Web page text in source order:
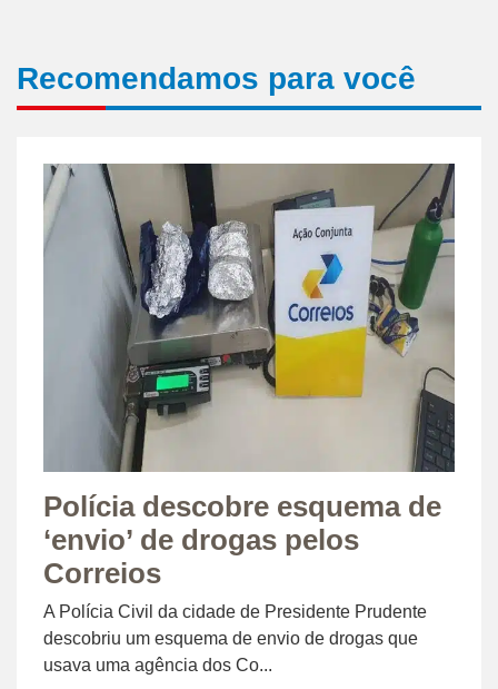
Recomendamos para você
Polícia descobre esquema de
‘envio’ de drogas pelos
Correios
A Polícia Civil da cidade de Presidente Prudente
descobriu um esquema de envio de drogas que
usava uma agência dos Co...